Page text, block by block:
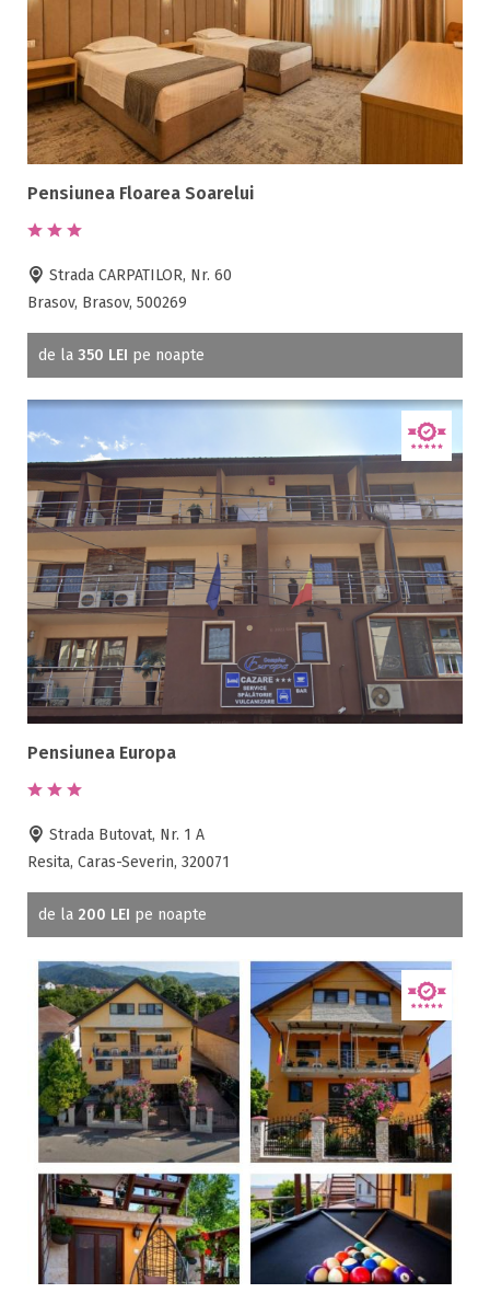
Pensiunea Floarea Soarelui
Strada CARPATILOR, Nr. 60
Brasov, Brasov, 500269
de la 350 LEI pe noapte
Pensiunea Europa
Strada Butovat, Nr. 1 A
Resita, Caras-Severin, 320071
de la 200 LEI pe noapte